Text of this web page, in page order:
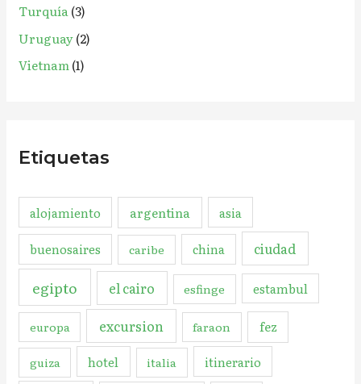
Turquía(3)
Uruguay(2)
Vietnam(1)
Etiquetas
alojamiento argentina asia
buenosaires caribe china ciudad
egipto el cairo esfinge estambul
europa excursion faraon fez
guiza hotel italia itinerario